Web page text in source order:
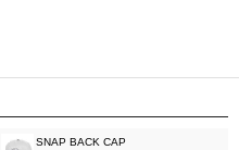
SNAP BACK CAP